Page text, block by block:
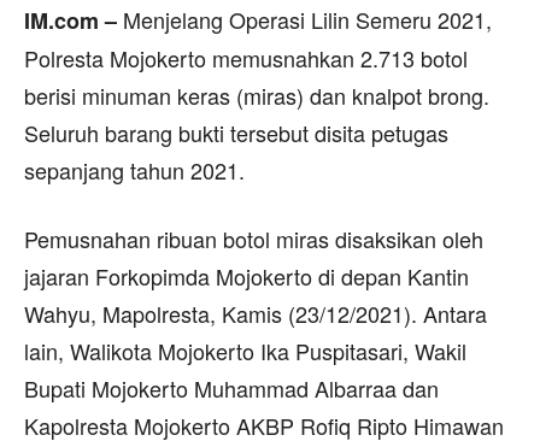
IM.com – Menjelang Operasi Lilin Semeru 2021,
Polresta Mojokerto memusnahkan 2.713 botol
berisi minuman keras (miras) dan knalpot brong.
Seluruh barang bukti tersebut disita petugas
sepanjang tahun 2021.
Pemusnahan ribuan botol miras disaksikan oleh
jajaran Forkopimda Mojokerto di depan Kantin
Wahyu, Mapolresta, Kamis (23/12/2021). Antara
lain, Walikota Mojokerto Ika Puspitasari, Wakil
Bupati Mojokerto Muhammad Albarraa dan
Kapolresta Mojokerto AKBP Rofiq Ripto Himawan